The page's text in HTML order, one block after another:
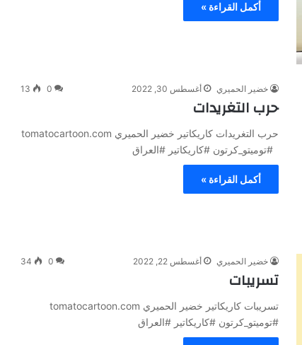
أكمل القراءة »
خضير الحميري أغسطس 30, 2022 0
13
حرب التغريدات
حرب التغريدات كاريكاتير خضير الحميري tomatocartoon.com
#توميتو_كرتون #كاريكاتير #العراق
أكمل القراءة »
خضير الحميري أغسطس 22, 2022 0
34
تسريبات
تسريبات كاريكاتير خضير الحميري tomatocartoon.com
#توميتو_كرتون #كاريكاتير #العراق